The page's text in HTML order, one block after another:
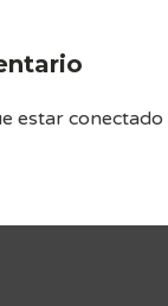
estar conectado